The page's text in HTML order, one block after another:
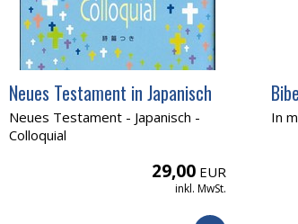
Neues Testament in Japanisch
Neues Testament - Japanisch -
Colloquial
29,00EUR
inkl. MwSt.
In